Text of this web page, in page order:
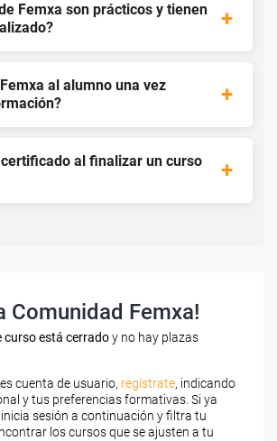
Femxa son prácticos y tienen
al alumno una vez
al finalizar un curso
Comunidad Femxa!
curso está cerradoy no hay plazas
cuenta de usuario, regístrate, indicando
y tus preferencias formativas. Si ya
sesión a continuación y filtra tu
los cursos que se ajusten a tu